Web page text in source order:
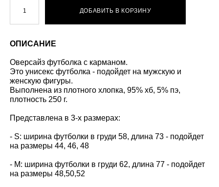
ДОБАВИТЬ В КОРЗИНУ
ОПИСАНИЕ
Оверсайз футболка с карманом.
Это унисекс футболка - подойдет на мужскую и
женскую фигуры.
Выполнена из плотного хлопка, 95% хб, 5% пэ,
плотность 250 г.
Представлена в 3-х размерах:
- S: ширина футболки в груди 58, длина 73 - подойдет
на размеры 44, 46, 48
- M: ширина футболки в груди 62, длина 77 - подойдет
на размеры 48,50,52